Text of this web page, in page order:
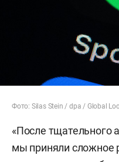
Фото: Silas Stein / dpa / Global
«После тщательного
мы приняли сложное